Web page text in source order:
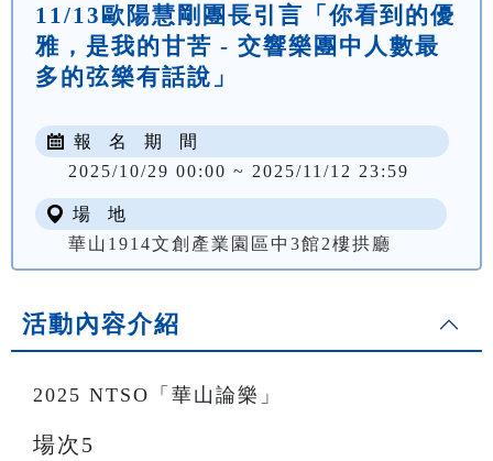
11/13歐陽慧剛團長引言「你看到的優
雅，是我的甘苦 - 交響樂團中人數最
多的弦樂有話說」
報 名 期 間
2025/10/29 00:00 ~ 2025/11/12 23:59
場 地
華山1914文創產業園區中3館2樓拱廳
活動內容介紹
2025 NTSO「華山論樂」
場次5